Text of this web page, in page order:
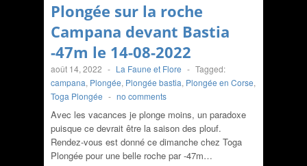
Plongée sur la roche
Campana devant Bastia
-47m le 14-08-2022
août 14, 2022 - La Faune et Flore - Tagged:
campana, Plongée, Plongée bastia, Plongée en Corse,
Toga Plongée - no comments
Avec les vacances je plonge moins, un paradoxe
puisque ce devrait être la saison des plouf.
Rendez-vous est donné ce dimanche chez Toga
Plongée pour une belle roche par -47m…